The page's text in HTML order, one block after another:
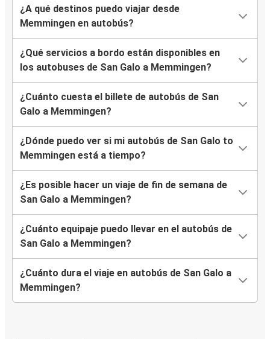
¿A qué destinos puedo viajar desde
Memmingen en autobús?
¿Qué servicios a bordo están disponibles en
los autobuses de San Galo a Memmingen?
¿Cuánto cuesta el billete de autobús de San
Galo a Memmingen?
¿Dónde puedo ver si mi autobús de San Galo to
Memmingen está a tiempo?
¿Es posible hacer un viaje de fin de semana de
San Galo a Memmingen?
¿Cuánto equipaje puedo llevar en el autobús de
San Galo a Memmingen?
¿Cuánto dura el viaje en autobús de San Galo a
Memmingen?